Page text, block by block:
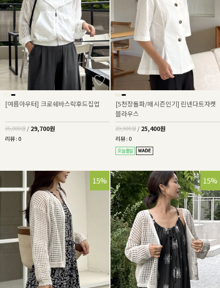
[여름아우터] 크로쉐바스락후드집업
35,000원 / 29,700원
리뷰 : 0
[5천장돌파/매시즌인기] 린넨다트자켓
블라우스
29,900원 / 25,400원
리뷰 : 0
15% 15%